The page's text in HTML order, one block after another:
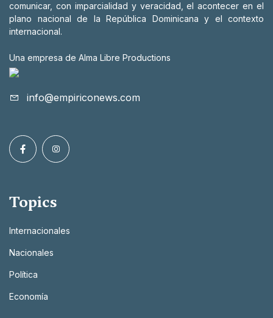
comunicar, con imparcialidad y veracidad, el acontecer en el
plano nacional de la República Dominicana y el contexto
internacional.
Una empresa de Alma Libre Productions
info@empiriconews.com
Topics
Internacionales
Nacionales
Política
Economía